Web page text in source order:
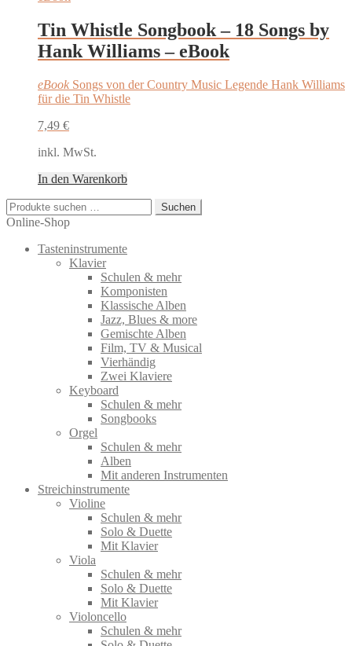
Tin Whistle Songbook – 18 Songs by
Hank Williams – eBook
eBook Songs von der Country Music Legende Hank Williams
für die Tin Whistle
7,49 €
inkl. MwSt.
In den Warenkorb
Suchen
nach:
Suchen
Online-Shop
Tasteninstrumente
Klavier
Schulen & mehr
Komponisten
Klassische Alben
Jazz, Blues & more
Gemischte Alben
Film, TV & Musical
Vierhändig
Zwei Klaviere
Keyboard
Schulen & mehr
Songbooks
Orgel
Schulen & mehr
Alben
Mit anderen Instrumenten
Streichinstrumente
Violine
Schulen & mehr
Solo & Duette
Mit Klavier
Viola
Schulen & mehr
Solo & Duette
Mit Klavier
Violoncello
Schulen & mehr